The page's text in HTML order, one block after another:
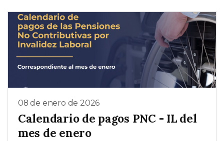
08 de enero de 2026
Calendario de pagos PNC - IL del
mes de enero